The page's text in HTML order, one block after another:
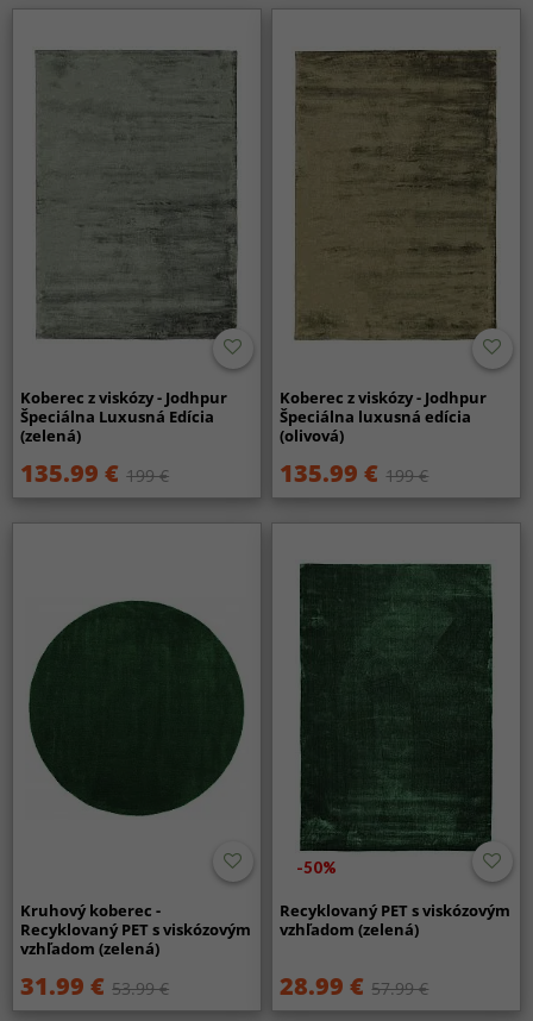
Koberec z viskózy - Jodhpur
Špeciálna Luxusná Edícia
(zelená)
135.99 € 199 €
Koberec z viskózy - Jodhpur
Špeciálna luxusná edícia
(olivová)
135.99 € 199 €
Kruhový koberec -
Recyklovaný PET s viskózovým
vzhľadom (zelená)
31.99 € 53.99 €
-50%
Recyklovaný PET s viskózovým
vzhľadom (zelená)
28.99 € 57.99 €